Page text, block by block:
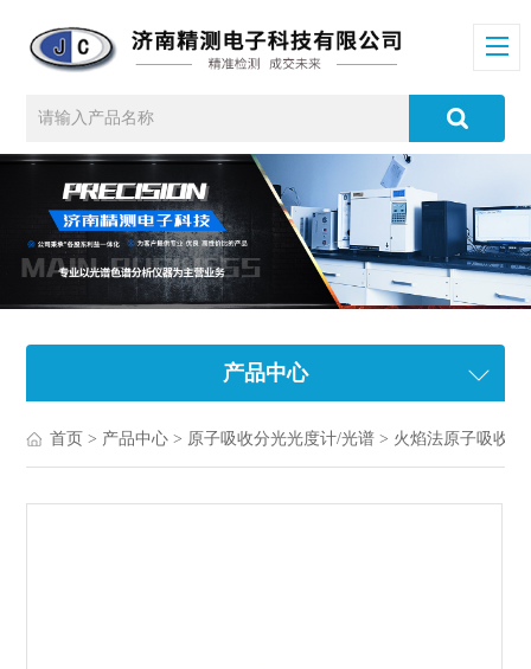
产品中心
首页 > 产品中心 > 原子吸收分光光度计/光谱 > 火焰法原子吸收分光光度计